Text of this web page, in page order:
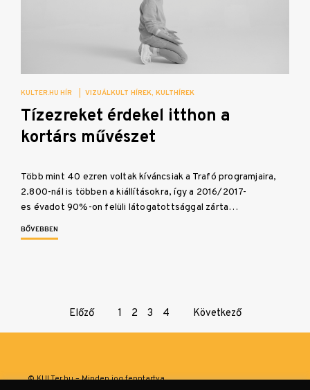
KULTER.HU HÍR VIZUÁLKULT HÍREK KULTHÍREK
Tízezreket érdekel itthon a
kortárs művészet
Több mint 40 ezren voltak kíváncsiak a Trafó programjaira,
2.800-nál is többen a kiállításokra, így a 2016/2017-
es évadot 90%-on felüli látogatottsággal zárta…
BŐVEBBEN
Page
Előző 1 2 3 4 Következő
© KULTer.hu – Minden jog fenntartva